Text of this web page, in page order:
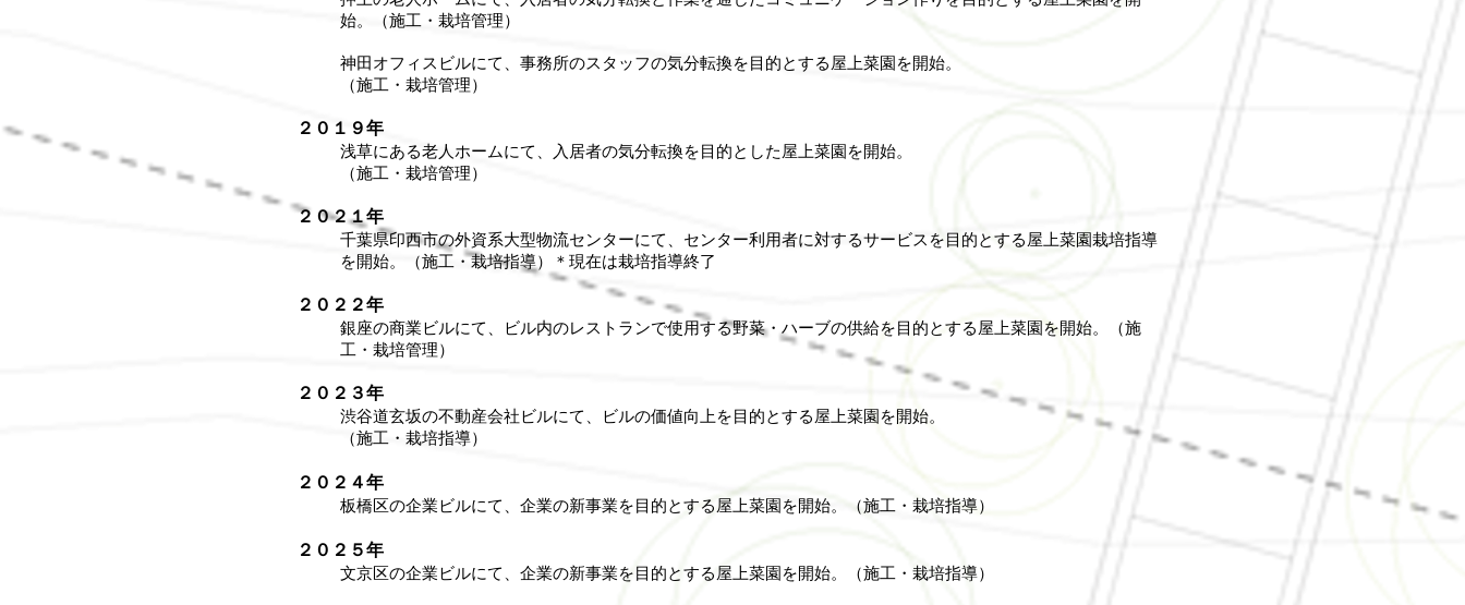
始。（施工・栽培管理）
神田オフィスビルにて、事務所のスタッフの気分転換を目的とする屋上菜園を開始。
（施工・栽培管理）
２０１９年
浅草にある老人ホームにて、入居者の気分転換を目的とした屋上菜園を開始。
（施工・栽培管理）
２０２１年
千葉県印西市の外資系大型物流センターにて、センター利用者に対するサービスを目的とする屋上菜園栽培指導
を開始。（施工・栽培指導）＊現在は栽培指導終了
２０２２年
銀座の商業ビルにて、ビル内のレストランで使用する野菜・ハーブの供給を目的とする屋上菜園を開始。（施
工・栽培管理）
２０２３年
渋谷道玄坂の不動産会社ビルにて、ビルの価値向上を目的とする屋上菜園を開始。
（施工・栽培指導）
２０２４年
板橋区の企業ビルにて、企業の新事業を目的とする屋上菜園を開始。（施工・栽培指導）
２０２５年
文京区の企業ビルにて、企業の新事業を目的とする屋上菜園を開始。（施工・栽培指導）